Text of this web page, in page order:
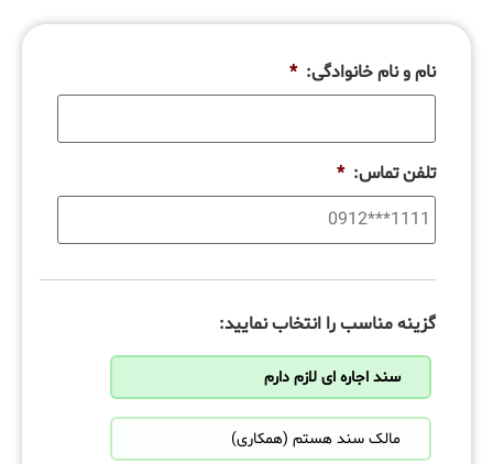
نام و نام خانوادگی: *
تلفن تماس: *
گزینه مناسب را انتخاب نمایید:
سند اجاره ای لازم دارم
مالک سند هستم (همکاری)